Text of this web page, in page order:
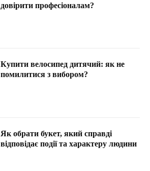
довірити професіоналам?
Купити велосипед дитячий: як не
помилитися з вибором?
Як обрати букет, який справді
відповідає події та характеру людини